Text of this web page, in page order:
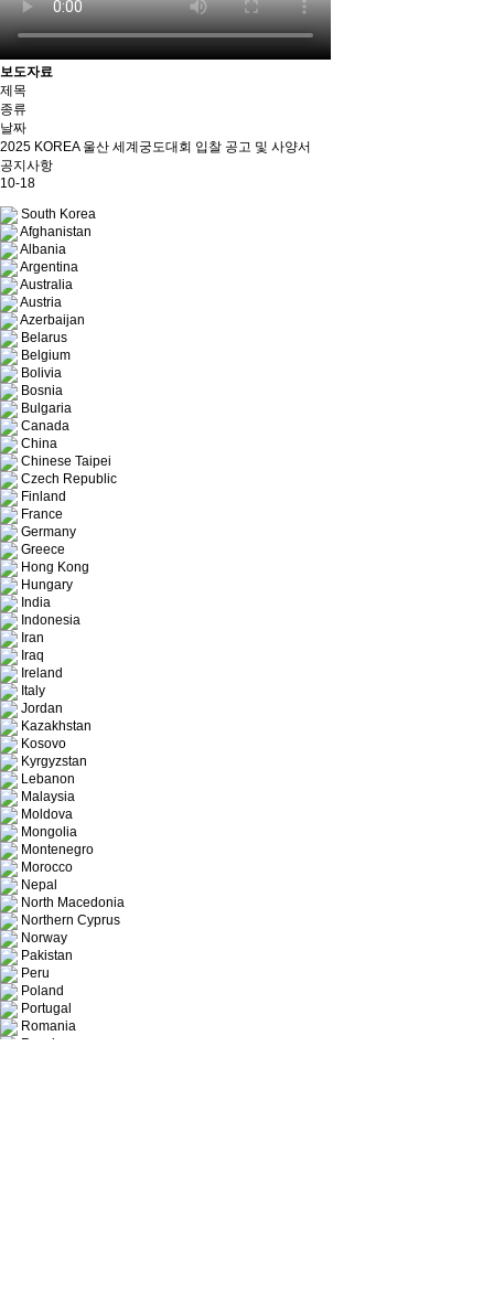
보도자료
제목
종류
날짜
2025 KOREA 울산 세계궁도대회 입찰 공고 및 사양서
공지사항
10-18
South Korea
Afghanistan
Albania
Argentina
Australia
Austria
Azerbaijan
Belarus
Belgium
Bolivia
Bosnia
Bulgaria
Canada
China
Chinese Taipei
Czech Republic
Finland
France
Germany
Greece
Hong Kong
Hungary
India
Indonesia
Iran
Iraq
Ireland
Italy
Jordan
Kazakhstan
Kosovo
Kyrgyzstan
Lebanon
Malaysia
Moldova
Mongolia
Montenegro
Morocco
Nepal
North Macedonia
Northern Cyprus
Norway
Pakistan
Peru
Poland
Portugal
Romania
Russia